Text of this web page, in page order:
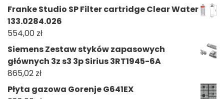
Franke Studio SP Filter cartridge Clear Water
133.0284.026
554,00 zł
Siemens Zestaw styków zapasowych
głównych 3z s3 3p Sirius 3RT1945-6A
865,02 zł
Płyta gazowa Gorenje G641EX